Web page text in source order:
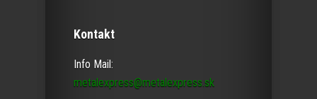
Kontakt
Info Mail:
metalexpress@metalexpress.sk